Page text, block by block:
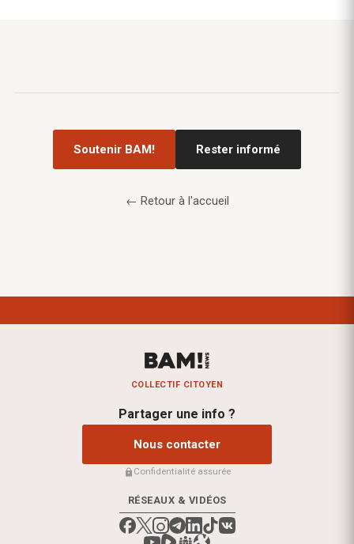
Soutenir BAM! Rester informé
← Retour à l'accueil
COLLECTIF CITOYEN
Partager une info ?
Nous contacter
Confidentialité assurée
RÉSEAUX & VIDÉOS